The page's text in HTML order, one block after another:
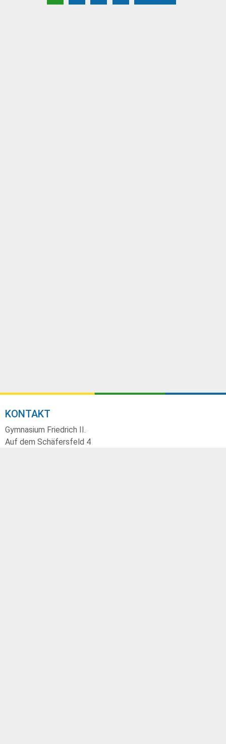
KONTAKT
Gymnasium Friedrich II.
Auf dem Schäfersfeld 4